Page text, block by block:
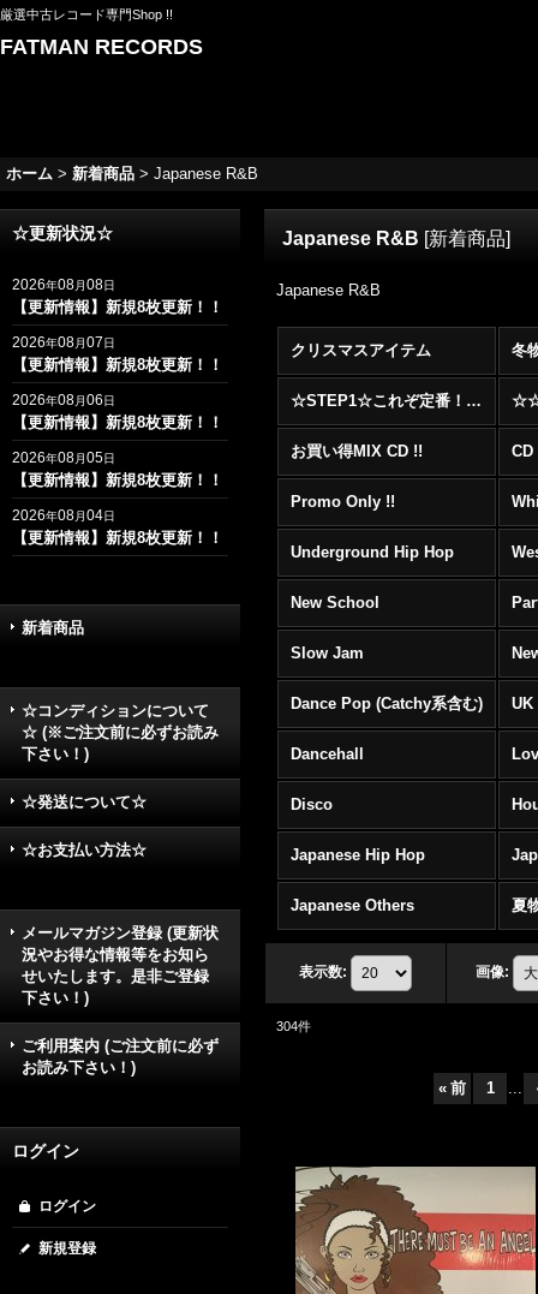
厳選中古レコード専門Shop !!
FATMAN RECORDS
ホーム > 新着商品 > Japanese R&B
☆更新状況☆
2026年08月08日
【更新情報】新規8枚更新！！
2026年08月07日
【更新情報】新規8枚更新！！
2026年08月06日
【更新情報】新規8枚更新！！
2026年08月05日
【更新情報】新規8枚更新！！
2026年08月04日
【更新情報】新規8枚更新！！
新着商品
☆コンディションについて
☆ (※ご注文前に必ずお読み
下さい！)
☆発送について☆
☆お支払い方法☆
メールマガジン登録 (更新状
況やお得な情報等をお知ら
せいたします。是非ご登録
下さい！)
ご利用案内 (ご注文前に必ず
お読み下さい！)
ログイン
ログイン
新規登録
Japanese R&B [新着商品]
Japanese R&B
クリスマスアイテム 冬
☆STEP1☆これぞ定番！！まずはここから！2000年代R&BフロアヒットBest 100 !!!
お買い得MIX CD !!
Promo Only !!
Underground Hip Hop
New School
Slow Jam
Dance Pop (Catchy系含む) UK
Dancehall
Disco
Japanese Hip Hop
Japanese Others 夏
表示数: 画像:
304件
« 前 1 ...